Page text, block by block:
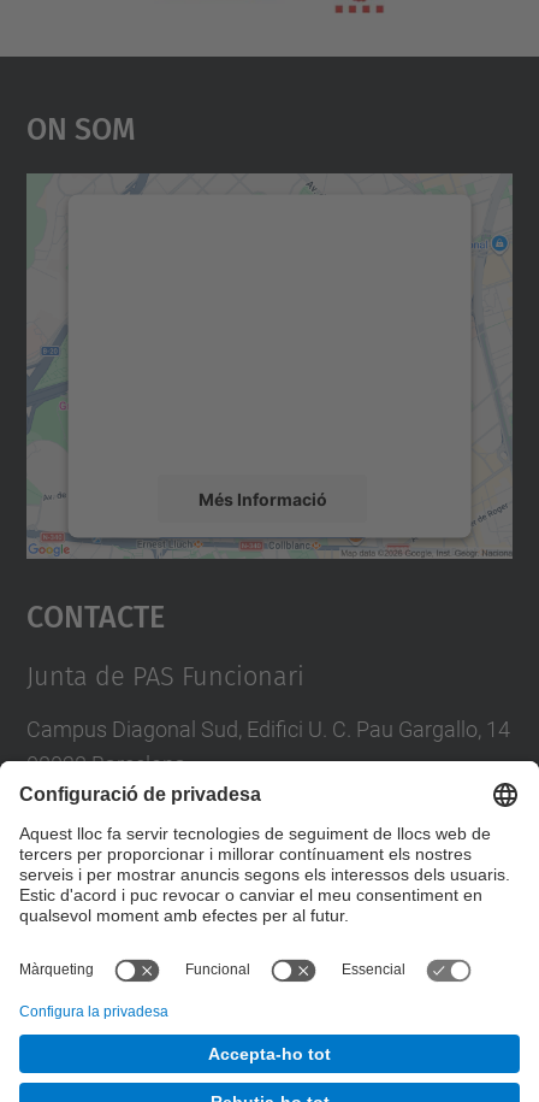
On Som
Més Informació
Accepta
powered by
Contacte
Junta de PAS Funcionari
Campus Diagonal Sud, Edifici U. C. Pau Gargallo, 14
08028 Barcelona
E-mail :junta.pasf@upc.edu
Formulari de contacte
Junta PAS Funcionari